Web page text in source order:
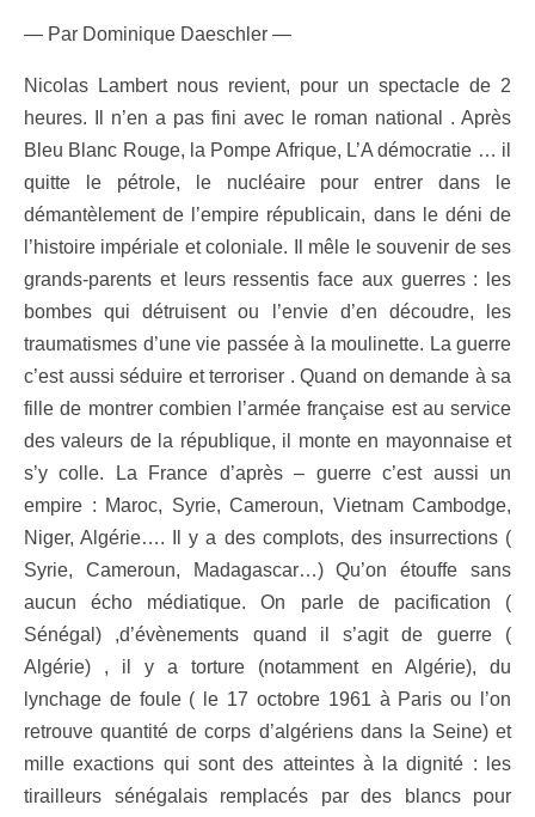
— Par Dominique Daeschler —
Nicolas Lambert nous revient, pour un spectacle de 2
heures. Il n’en a pas fini avec le roman national . Après
Bleu Blanc Rouge, la Pompe Afrique, L’A démocratie … il
quitte le pétrole, le nucléaire pour entrer dans le
démantèlement de l’empire républicain, dans le déni de
l’histoire impériale et coloniale. Il mêle le souvenir de ses
grands-parents et leurs ressentis face aux guerres : les
bombes qui détruisent ou l’envie d’en découdre, les
traumatismes d’une vie passée à la moulinette. La guerre
c’est aussi séduire et terroriser . Quand on demande à sa
fille de montrer combien l’armée française est au service
des valeurs de la république, il monte en mayonnaise et
s’y colle. La France d’après – guerre c’est aussi un
empire : Maroc, Syrie, Cameroun, Vietnam Cambodge,
Niger, Algérie…. Il y a des complots, des insurrections (
Syrie, Cameroun, Madagascar…) Qu’on étouffe sans
aucun écho médiatique. On parle de pacification (
Sénégal) ,d’évènements quand il s’agit de guerre (
Algérie) , il y a torture (notamment en Algérie), du
lynchage de foule ( le 17 octobre 1961 à Paris ou l’on
retrouve quantité de corps d’algériens dans la Seine) et
mille exactions qui sont des atteintes à la dignité : les
tirailleurs sénégalais remplacés par des blancs pour